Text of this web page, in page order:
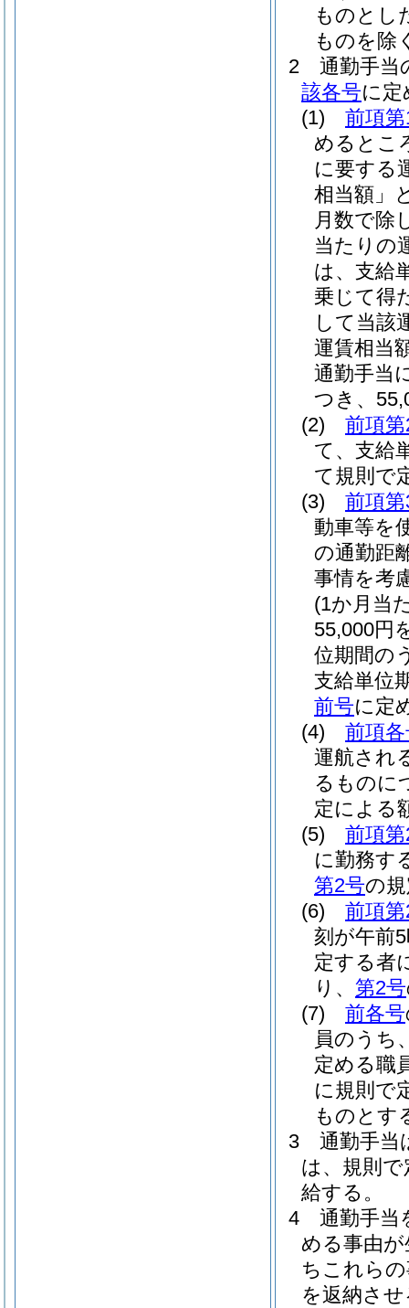
ものとし
ものを除
2
通勤手当
該各号に
(1)
前項
めるとこ
に要する
相当額」
月数で除
当たりの
は、支給
乗じて得
して当該
運賃相当
通勤手当
つき、
(2)
前項
て、支給
て規則で
(3)
前項
動車等を
の通勤距
事情を考
(1か月当
55,000円
位期間の
支給単位
前号に定
(4)
前項
運航され
るものに
定による
(5)
前項
に勤務す
第2号の
(6)
前項
刻が午前
定する者
り、 第2号
(7)
前各号
員のうち
定める職
に規則で
ものとす
3
通勤手当
は、規則
給する。
4
通勤手当
める事由
ちこれら
を返納さ